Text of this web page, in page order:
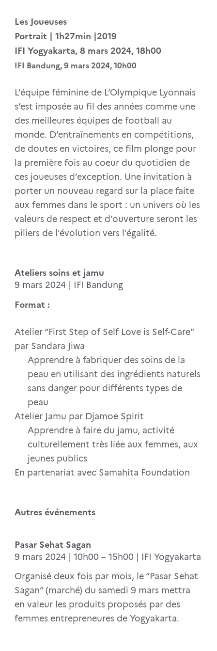
Les Joueuses
Portrait | 1h27min |2019
IFI Yogyakarta, 8 mars 2024, 18h00
IFI Bandung, 9 mars 2024, 10h00
L’équipe féminine de L’Olympique Lyonnais
s’est imposée au fil des années comme une
des meilleures équipes de football au
monde. D’entraînements en compétitions,
de doutes en victoires, ce film plonge pour
la première fois au coeur du quotidien de
ces joueuses d’exception. Une invitation à
porter un nouveau regard sur la place faite
aux femmes dans le sport : un univers où les
valeurs de respect et d’ouverture seront les
piliers de l’évolution vers l’égalité.
Ateliers soins et jamu
9 mars 2024 | IFI Bandung
Format :
Atelier “First Step of Self Love is Self-Care”
par Sandara Jiwa
Apprendre à fabriquer des soins de la
peau en utilisant des ingrédients naturels
sans danger pour différents types de
peau
Atelier Jamu par Djamoe Spirit
Apprendre à faire du jamu, activité
culturellement très liée aux femmes, aux
jeunes publics
En partenariat avec Samahita Foundation
Autres événements
Pasar Sehat Sagan
9 mars 2024 | 10h00 – 15h00 | IFI Yogyakarta
Organisé deux fois par mois, le “Pasar Sehat
Sagan” (marché) du samedi 9 mars mettra
en valeur les produits proposés par des
femmes entrepreneures de Yogyakarta.